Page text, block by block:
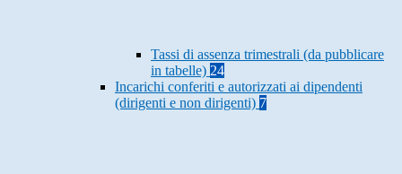
Tassi di assenza trimestrali (da pubblicare
in tabelle) 24
Incarichi conferiti e autorizzati ai dipendenti
(dirigenti e non dirigenti) 7